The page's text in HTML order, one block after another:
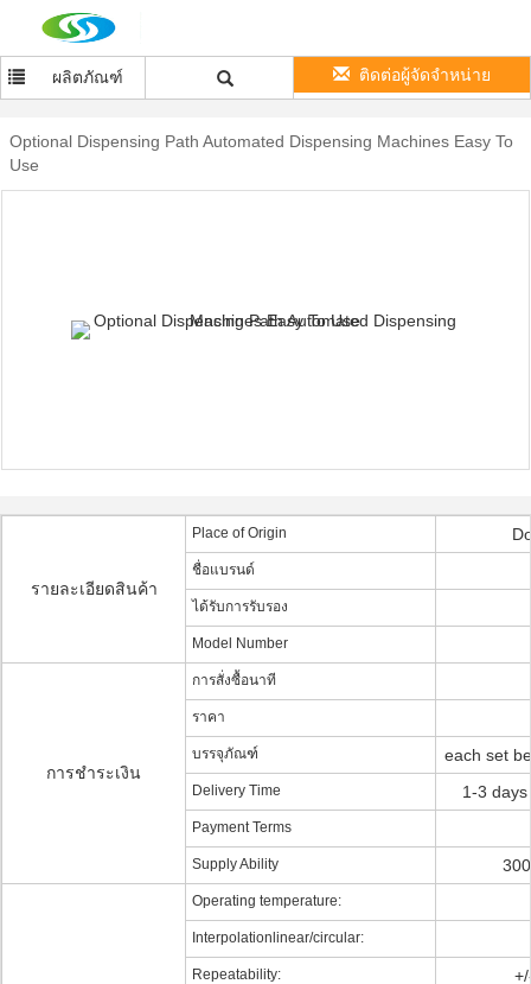
ผลิตภัณฑ์ ติดต่อผู้จัดจำหน่าย
Optional Dispensing Path Automated Dispensing Machines Easy To
Use
รายละเอียดสินค้า
Place of Origin
ชื่อแบรนด์
ได้รับการรับรอง
Model Number
การชำระเงิน
การสั่งซื้อนาที
ราคา
บรรจุภัณฑ์ each set
Delivery Time 1-3
Payment Terms
Supply Ability
Operating temperature:
Interpolationlinear/circular:
Repeatability: